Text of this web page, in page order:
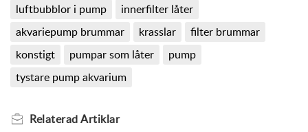
luftbubblor i pump
innerfilter låter
akvariepump brummar
krasslar
filter brummar
konstigt
pumpar som låter
pump
tystare pump akvarium
RelateradArtiklar